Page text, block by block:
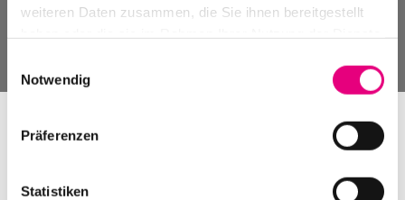
weiteren Daten zusammen, die Sie ihnen bereitgestellt
Notwendig
Präferenzen
Statistiken
Past events, festivals, and venues